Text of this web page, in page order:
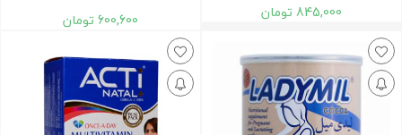
845,000 تومان 600,600 تومان